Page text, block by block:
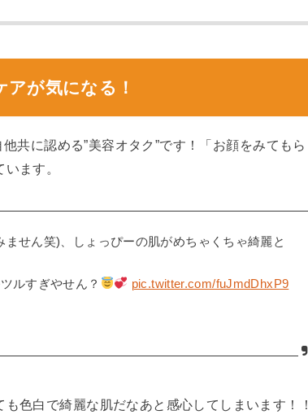
が気になる！
共に認める”美容オタク”です！「お顔をみてもら
ます。
せん笑)、しょっぴーの肌がめちゃくちゃ綺麗と
ルすぎやせん？
pic.twitter.com/fuJmdDhxP9
色白で綺麗な肌だなあと感心してしまいます！！